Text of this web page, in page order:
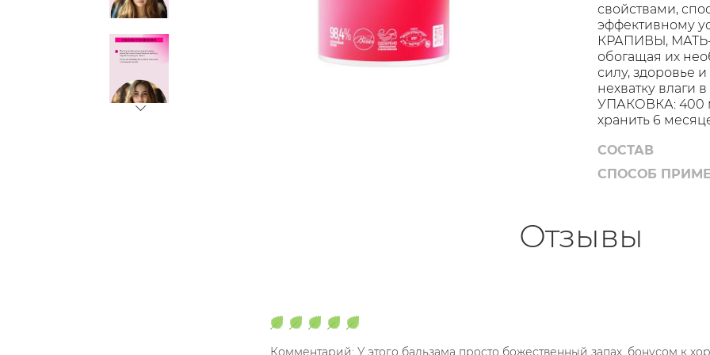
свойствами,
эффективному
КРАПИВЫ,
обогащая их
силу,
нехватку влаги
УПАКОВКА: 400
хранить 6
СОСТАВ
СПОСОБ
Отзывы
Комментарий: У этого бальзама просто божественный запах, бонусом к